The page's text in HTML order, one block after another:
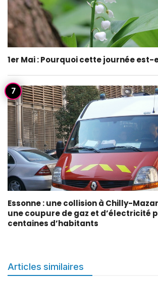
1er Mai : Pourquoi cette journée est-
Essonne : une collision à Chilly-
une coupure de gaz et d’électricité
centaines d’habitants
Articles similaires